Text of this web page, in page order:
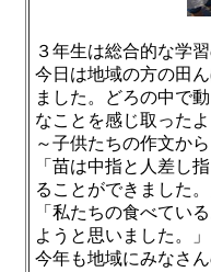
３年生は総合的な学
今日は地域の方の田
ました。どろの中で
なことを感じ取ったよ
～子供たちの作文から
「苗は中指と人差し
ることができました。
「私たちの食べてい
ようと思いました。」
今年も地域にみなさ